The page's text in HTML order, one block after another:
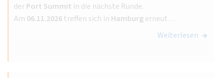
derPort Summit in die nächste Runde.
Am 06.11.2026treffen sich in Hamburgerneut…
Weiterlesen